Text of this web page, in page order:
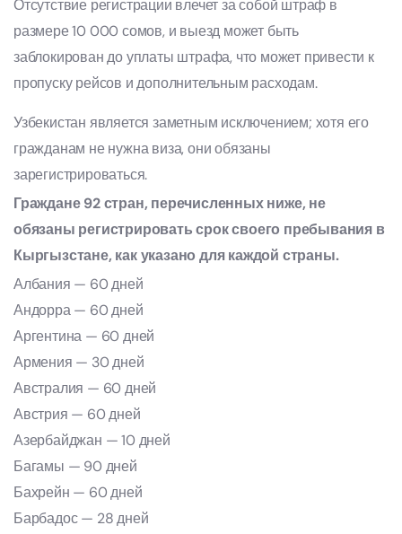
Отсутствие регистрации влечет за собой штраф в
размере 10 000 сомов, и выезд может быть
заблокирован до уплаты штрафа, что может привести к
пропуску рейсов и дополнительным расходам.
Узбекистан является заметным исключением; хотя его
гражданам не нужна виза, они обязаны
зарегистрироваться.
Граждане 92 стран, перечисленных ниже, не
обязаны регистрировать срок своего пребывания в
Кыргызстане, как указано для каждой страны.
Албания — 60 дней
Андорра — 60 дней
Аргентина — 60 дней
Армения — 30 дней
Австралия — 60 дней
Австрия — 60 дней
Азербайджан — 10 дней
Багамы — 90 дней
Бахрейн — 60 дней
Барбадос — 28 дней